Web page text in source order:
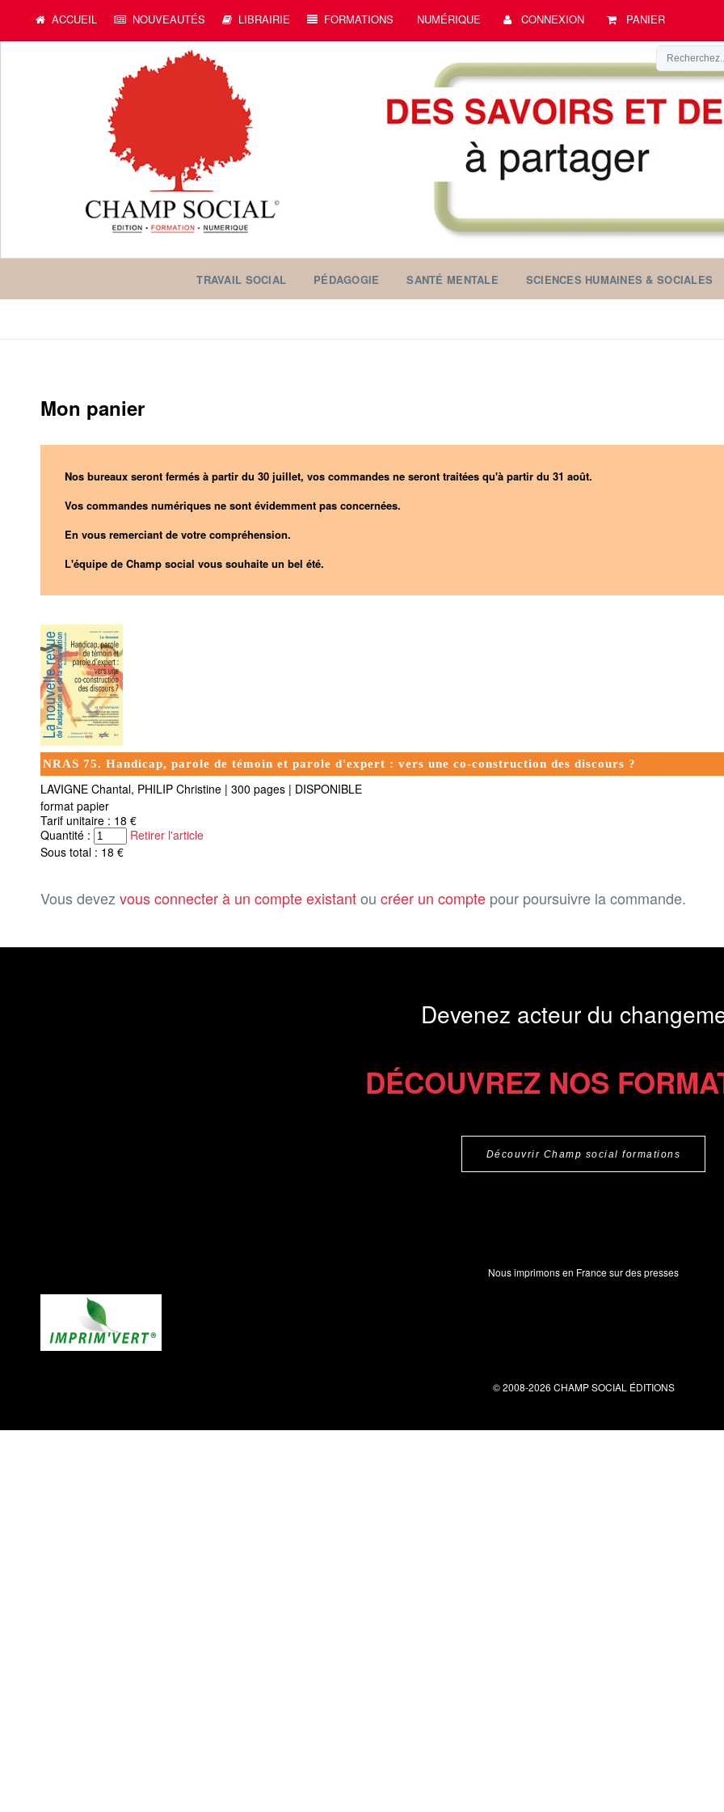
ACCUEIL NOUVEAUTÉS LIBRAIRIE FORMATIONS NUMÉRIQUE CONNEXION PANIER
TRAVAIL SOCIAL PÉDAGOGIE SANTÉ MENTALE SCIENCES HUMAINES & SOCIALES
Mon panier
Nos bureaux seront fermés à partir du 30 juillet, vos commandes ne seront traitées qu'à partir du 31 août.
Vos commandes numériques ne sont évidemment pas concernées.
En vous remerciant de votre compréhension.
L'équipe de Champ social vous souhaite un bel été.
NRAS 75. Handicap, parole de témoin et parole d'expert : vers une co-construction des discours ?
LAVIGNE Chantal, PHILIP Christine | 300 pages | DISPONIBLE
format papier
Tarif unitaire : 18 €
Quantité :
Retirer l'article
Sous total : 18 €
Vous devezvous connecter à un compte existantou créer un compte pour poursuivre la commande.
Devenez acteur du
DÉCOUVREZ NOS
Découvrir Champ social formations
Nous imprimons en France sur des presses
© 2008-2026 CHAMP SOCIAL ÉDITIONS